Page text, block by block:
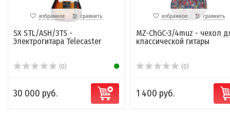
избранное сравнить
SX STL/ASH/3TS -
Электрогитара Telecaster
(0)
30 000 руб.
избранное сравнить
MZ-ChGC-3/4muz - чехол
классической гитары
(0)
1 400 руб.